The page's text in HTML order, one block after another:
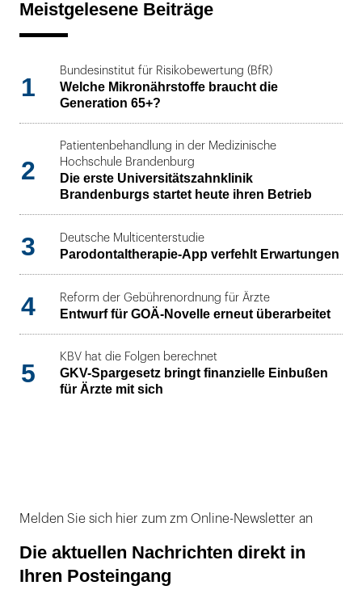
Meistgelesene Beiträge
1
Bundesinstitut für Risikobewertung (BfR)
Welche Mikronährstoffe braucht die
Generation 65+?
2
Patientenbehandlung in der Medizinische
Hochschule Brandenburg
Die erste Universitätszahnklinik
Brandenburgs startet heute ihren Betrieb
3 Deutsche Multicenterstudie
Parodontaltherapie-App verfehlt Erwartungen
4 Reform der Gebührenordnung für Ärzte
Entwurf für GOÄ-Novelle erneut überarbeitet
5
KBV hat die Folgen berechnet
GKV-Spargesetz bringt finanzielle Einbußen
für Ärzte mit sich
Melden Sie sich hier zum zm Online-Newsletter an
Die aktuellen Nachrichten direkt in
Ihren Posteingang